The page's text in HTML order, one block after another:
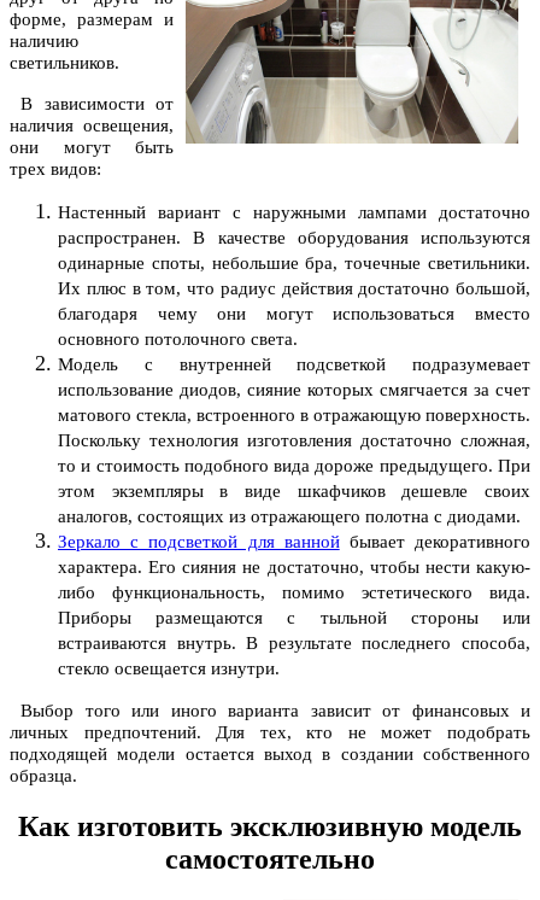
форме, размерам и
наличию
светильников.
В зависимости от
наличия освещения,
они могут быть
трех видов:
Настенный вариант с наружными лампами достаточно
распространен. В качестве оборудования используются
одинарные споты, небольшие бра, точечные светильники.
Их плюс в том, что радиус действия достаточно большой,
благодаря чему они могут использоваться вместо
основного потолочного света.
Модель с внутренней подсветкой подразумевает
использование диодов, сияние которых смягчается за счет
матового стекла, встроенного в отражающую поверхность.
Поскольку технология изготовления достаточно сложная,
то и стоимость подобного вида дороже предыдущего. При
этом экземпляры в виде шкафчиков дешевле своих
аналогов, состоящих из отражающего полотна с диодами.
Зеркало с подсветкой для ваннойбывает декоративного
характера. Его сияния не достаточно, чтобы нести какую-
либо функциональность, помимо эстетического вида.
Приборы размещаются с тыльной стороны или
встраиваются внутрь. В результате последнего способа,
стекло освещается изнутри.
Выбор того или иного варианта зависит от финансовых и
личных предпочтений. Для тех, кто не может подобрать
подходящей модели остается выход в создании собственного
образца.
Как изготовить эксклюзивную модель
самостоятельно